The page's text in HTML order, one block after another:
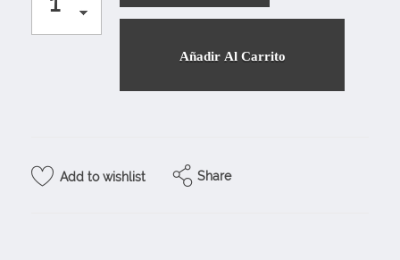
Añadir Al Carrito
Add to wishlist Share